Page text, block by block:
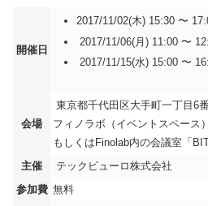
開催日
2017/11/02(木) 15:30 〜
2017/11/06(月) 11:00 〜
2017/11/15(水) 15:00 〜
会場
東京都千代田区大手町一丁目6
フィノラボ（イベントスペース）
もしくはFinolab内の会議室「
主催
テックビューロ株式会社
参加費 無料